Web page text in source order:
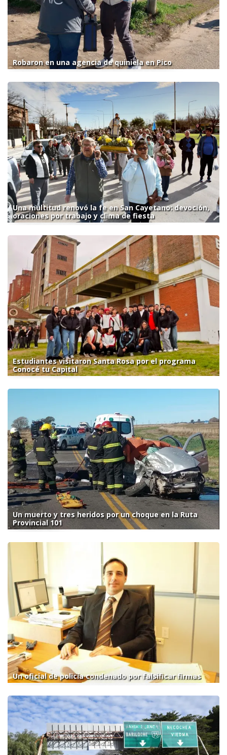
Robaron en una agencia de quiniela en Pico
Una multitud renovó la fe en San Cayetano: devoción,
oraciones por trabajo y clima de fiesta
Estudiantes visitaron Santa Rosa por el programa
Conocé tu Capital
Un muerto y tres heridos por un choque en la Ruta
Provincial 101
Un oficial de policía condenado por falsificar firmas